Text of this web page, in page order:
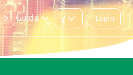
Main
menu
Guida i
Login
button
Login